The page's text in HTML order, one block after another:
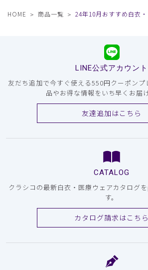
HOME 商品一覧 24年10月おすすめ白衣
LINE公式アカウント
友だち追加で今すぐ使える550円クーポン
品やお得な情報をいち早くお届
友達追加はこちら
CATALOG
クラシコの最新白衣・医療ウェアカタログ
す。
カタログ請求はこちら